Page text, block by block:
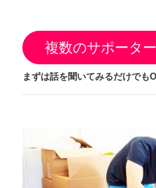
複数のサポータ
まずは話を聞いてみるだけでも